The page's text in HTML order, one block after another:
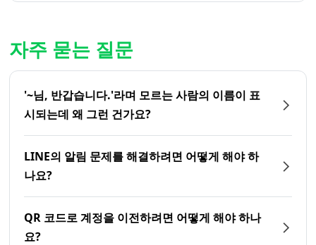
자주 묻는 질문
'~님, 반갑습니다.'라며 모르는 사람의 이름이 표
시되는데 왜 그런 건가요?
LINE의 알림 문제를 해결하려면 어떻게 해야 하
나요?
QR 코드로 계정을 이전하려면 어떻게 해야 하나
요?